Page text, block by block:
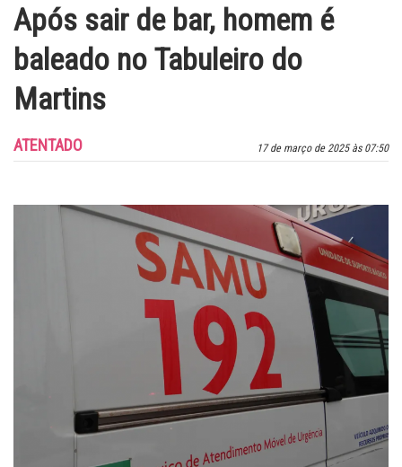
Após sair de bar, homem é
baleado no Tabuleiro do
Martins
17 de março de 2025 às 07:50
ATENTADO